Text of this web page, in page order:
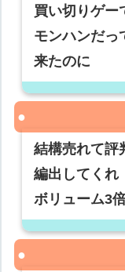
買い切りゲー
モンハンだっ
来たのに
結構売れて評
編出してくれ
ボリューム3